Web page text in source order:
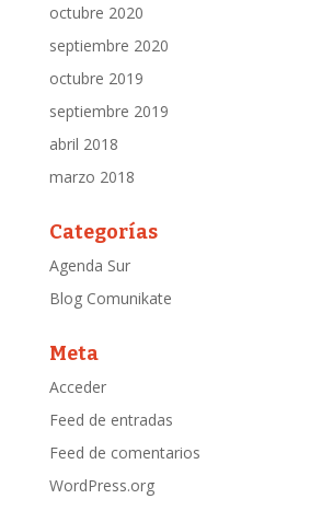
octubre 2020
septiembre 2020
octubre 2019
septiembre 2019
abril 2018
marzo 2018
Categorías
Agenda Sur
Blog Comunikate
Meta
Acceder
Feed de entradas
Feed de comentarios
WordPress.org